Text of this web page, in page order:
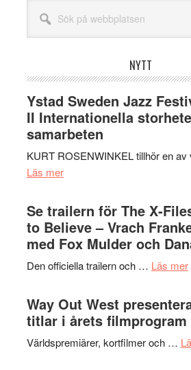
webbplatsen
NYTT
Ystad Sweden Jazz
II Internationella
samarbeten
KURT ROSENWINKEL tillhör en
Läs merom
Sweden
Jazz
Festival
2026
–
Internationella
storheter
och
samarbeten
Se trailern för The X-
to Believe – Vrach
med Fox Mulder och
Den officiella trailern och … Läs mer
Way Out West
titlar i årets filmprogram
Världspremiärer, kortfilmer och …